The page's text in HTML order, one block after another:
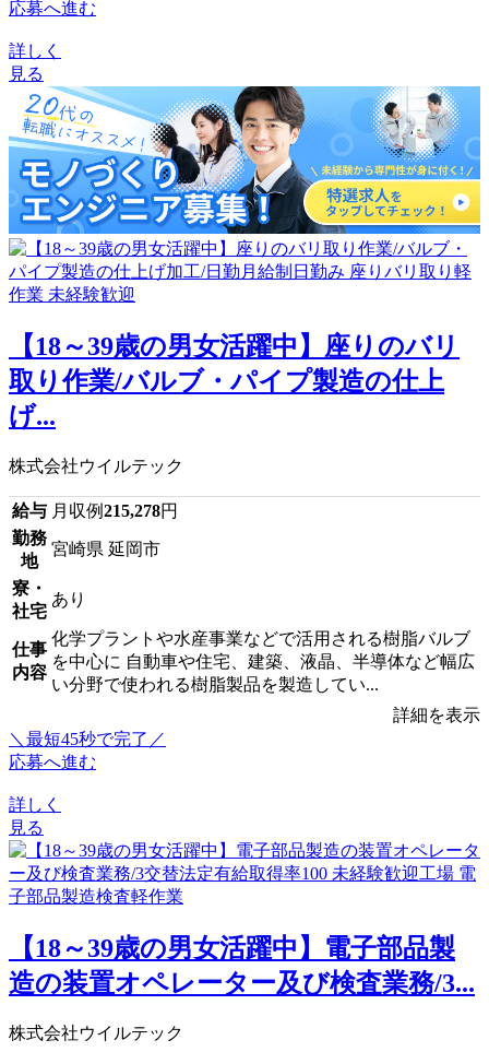
応募へ進む
詳しく
見る
【18～39歳の男女活躍中】座りのバリ
取り作業/バルブ・パイプ製造の仕上
げ...
株式会社ウイルテック
給与 月収例215,278円
勤務
地
宮崎県 延岡市
寮・
社宅
あり
仕事
内容
化学プラントや水産事業などで活用される樹脂バルブ
を中心に 自動車や住宅、建築、液晶、半導体など幅広
い分野で使われる樹脂製品を製造してい...
詳細を表示
＼最短45秒で完了／
応募へ進む
詳しく
見る
【18～39歳の男女活躍中】電子部品製
造の装置オペレーター及び検査業務/3...
株式会社ウイルテック